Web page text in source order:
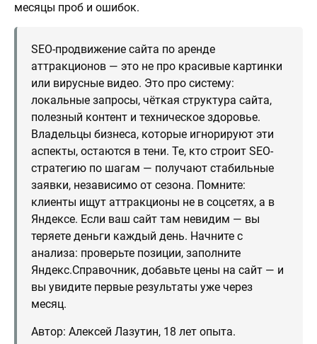
месяцы проб и ошибок.
SEO-продвижение сайта по аренде
аттракционов — это не про красивые картинки
или вирусные видео. Это про систему:
локальные запросы, чёткая структура сайта,
полезный контент и техническое здоровье.
Владельцы бизнеса, которые игнорируют эти
аспекты, остаются в тени. Те, кто строит SEO-
стратегию по шагам — получают стабильные
заявки, независимо от сезона. Помните:
клиенты ищут аттракционы не в соцсетях, а в
Яндексе. Если ваш сайт там невидим — вы
теряете деньги каждый день. Начните с
анализа: проверьте позиции, заполните
Яндекс.Справочник, добавьте цены на сайт — и
вы увидите первые результаты уже через
месяц.
Автор: Алексей Лазутин, 18 лет опыта.